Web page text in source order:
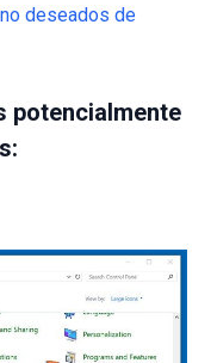
deseados de
potencialmente